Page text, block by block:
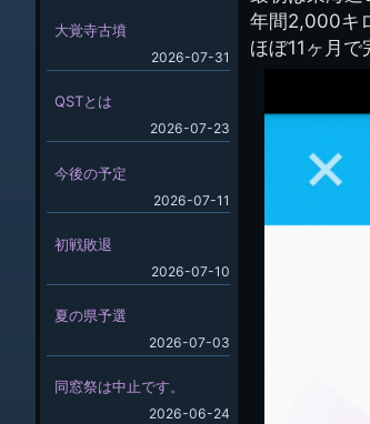
年間2,000キ
ほぼ11ヶ月で
大覚寺古墳
2026-07-31
QSTとは
2026-07-23
今後の予定
2026-07-11
初戦敗退
2026-07-10
夏の県予選
2026-07-03
同窓祭は中止です。
2026-06-24